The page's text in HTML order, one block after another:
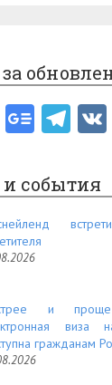
события
и
виза
гражданам